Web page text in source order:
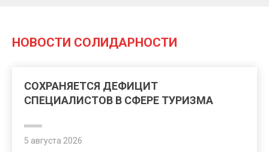
НОВОСТИ СОЛИДАРНОСТИ
СОХРАНЯЕТСЯ ДЕФИЦИТ
СПЕЦИАЛИСТОВ В СФЕРЕ ТУРИЗМА
5 августа 2026